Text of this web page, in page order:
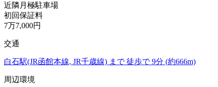
近隣月極駐車場
初回保証料
7万7,000円
交通
白石駅(JR函館本線, JR千歳線) まで 徒歩で 9分 (約666m)
周辺環境